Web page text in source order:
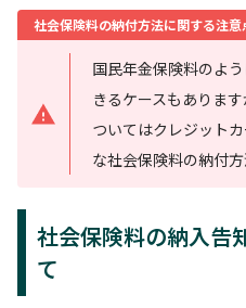
社会保険料の納付方法に関する注意
国民年金保険料のよ
きるケースもありま
ついてはクレジット
な社会保険料の納付
社会保険料の納入告
て